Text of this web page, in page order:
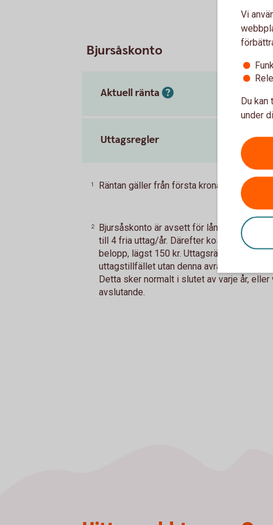
Bjursåskonto
Aktuell ränta
Uttagsregler
1 Räntan gäller från första kronan. Tillbaka
2
Bjursåskonto är avsett för långsiktigt
till 4 fria uttag/år. Därefter kostar varje
belopp, lägst 150 kr. Uttagsräntan betalas
uttagstillfället utan denna avräknas då
Detta sker normalt i slutet av varje år,
avslutande.
Vi
Du kan
under